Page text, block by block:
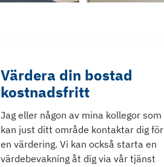
Värdera din bostad
kostnadsfritt
Jag eller någon av mina kollegor som
kan just ditt område kontaktar dig för
en värdering. Vi kan också starta en
värdebevakning åt dig via vår tjänst